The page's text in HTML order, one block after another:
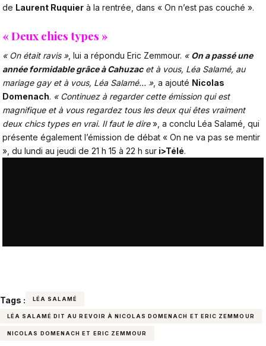
de Laurent Ruquier à la rentrée, dans « On n’est pas couché ».
« Deux chics types »
« On était ravis », lui a répondu Eric Zemmour. «On a passé une
année formidable grâce à Cahuzacet à vous, Léa Salamé, au
mariage gay et à vous, Léa Salamé… », a ajouté Nicolas
Domenach. « Continuez à regarder cette émission qui est
magnifique et à vous regardez tous les deux qui êtes vraiment
deux chics types en vrai. Il faut le dire», a conclu Léa Salamé, qui
présente également l’émission de débat « On ne va pas se mentir
», du lundi au jeudi de 21 h 15 à 22 h sur i>Télé.
Tags : LÉA SALAMÉ
LÉA SALAMÉ DIT AU REVOIR À NICOLAS DOMENACH ET ERIC ZEMMOUR
NICOLAS DOMENACH ET ERIC ZEMMOUR